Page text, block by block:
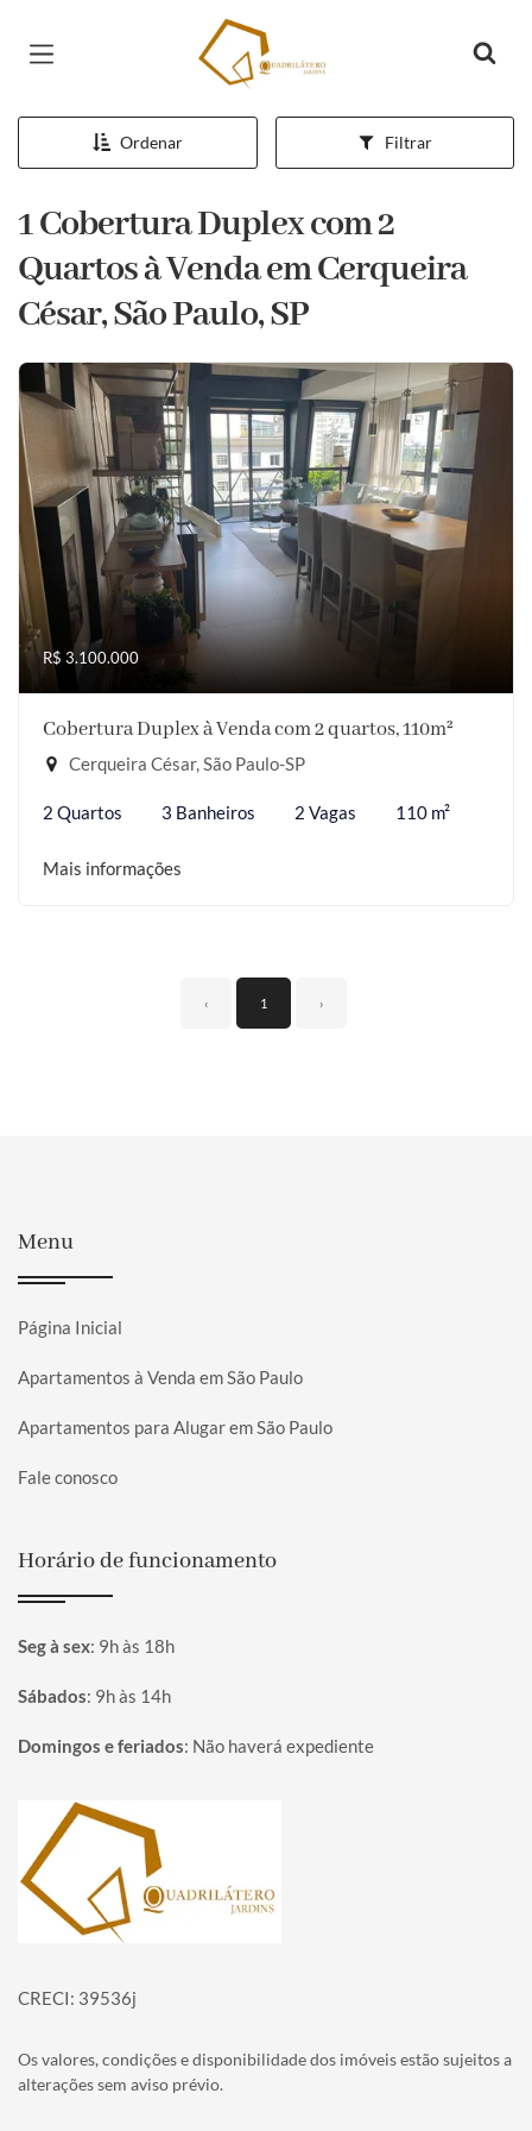
Página inicial
Ordenar Filtrar
1 Cobertura Duplex com 2
Quartos à Venda em Cerqueira
César, São Paulo, SP
R$ 3.100.000
Cobertura Duplex à Venda com 2 quartos, 110m²
Cerqueira César, São Paulo-SP
2 Quartos 3 Banheiros 2 Vagas 110 m²
Mais informações
‹ 1 ›
Menu
Página Inicial
Apartamentos à Venda em São Paulo
Apartamentos para Alugar em São Paulo
Fale conosco
Horário de funcionamento
Seg à sex: 9h às 18h
Sábados: 9h às 14h
Domingos e feriados: Não haverá expediente
Página inicial
CRECI: 39536j
Os valores, condições e disponibilidade dos imóveis estão sujeitos a
alterações sem aviso prévio.